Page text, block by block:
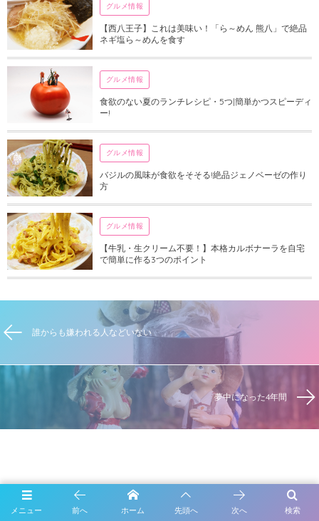
グルメ情報
【西八王子】これは美味い！「ら～めん 熊八」で絶品
ネギ塩ら～めんを食す
グルメ情報
食欲のない夏のランチレシピ・5つ|簡単かつスピーディ
ー!
グルメ情報
バジルの風味が食欲をそそる!絶品ジェノベーゼの作り
方
グルメ情報
【牛乳・生クリーム不要！】本格カルボナーラを自宅
で簡単に作る3つのポイント
誰からも嫌われる人などいない
夢中になった4年間
メニュー 検索
前へ ホーム 先頭へ 次へ